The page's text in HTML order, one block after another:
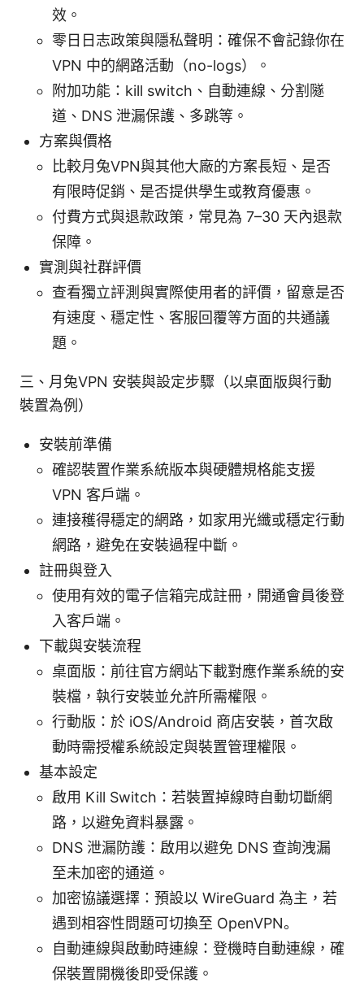
效。
零日日志政策與隱私聲明：確保不會記錄你在
VPN 中的網路活動（no-logs）。
附加功能：kill switch、自動連線、分割隧
道、DNS 泄漏保護、多跳等。
方案與價格
比較月兔VPN與其他大廠的方案長短、是否
有限時促銷、是否提供學生或教育優惠。
付費方式與退款政策，常見為 7–30 天內退款
保障。
實測與社群評價
查看獨立評測與實際使用者的評價，留意是否
有速度、穩定性、客服回覆等方面的共通議
題。
三、月兔VPN 安裝與設定步驟（以桌面版與行動
裝置為例）
安裝前準備
確認裝置作業系統版本與硬體規格能支援
VPN 客戶端。
連接穫得穩定的網路，如家用光纖或穩定行動
網路，避免在安裝過程中斷。
註冊與登入
使用有效的電子信箱完成註冊，開通會員後登
入客戶端。
下載與安裝流程
桌面版：前往官方網站下載對應作業系統的安
裝檔，執行安裝並允許所需權限。
行動版：於 iOS/Android 商店安裝，首次啟
動時需授權系統設定與裝置管理權限。
基本設定
啟用 Kill Switch：若裝置掉線時自動切斷網
路，以避免資料暴露。
DNS 泄漏防護：啟用以避免 DNS 查詢洩漏
至未加密的通道。
加密協議選擇：預設以 WireGuard 為主，若
遇到相容性問題可切換至 OpenVPN。
自動連線與啟動時連線：登機時自動連線，確
保裝置開機後即受保護。